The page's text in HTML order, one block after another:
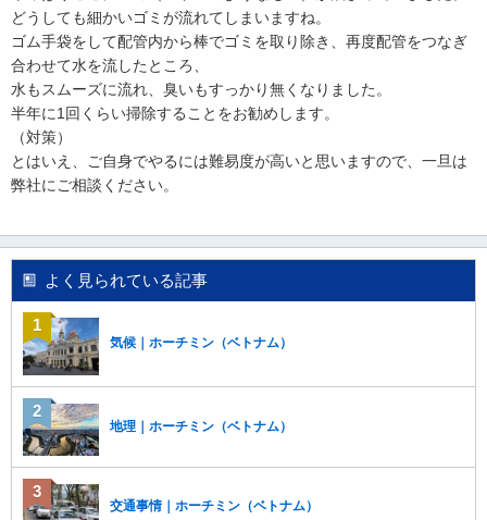
どうしても細かいゴミが流れてしまいますね。
ゴム手袋をして配管内から棒でゴミを取り除き、再度配管をつなぎ
合わせて水を流したところ、
水もスムーズに流れ、臭いもすっかり無くなりました。
半年に1回くらい掃除することをお勧めします。
（対策）
とはいえ、ご自身でやるには難易度が高いと思いますので、一旦は
弊社にご相談ください。
よく見られている記事
気候｜ホーチミン（ベトナム）
地理｜ホーチミン（ベトナム）
交通事情｜ホーチミン（ベトナム）